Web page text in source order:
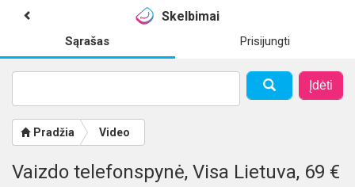
Skelbimai
Sąrašas Prisijungti
Įdėti
Pradžia Video
Vaizdo telefonspynė, Visa Lietuva, 69 €